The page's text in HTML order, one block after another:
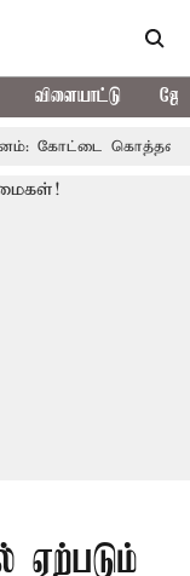
விளையாட்டு
கொத்தளத்தில்
ஏற்படும்